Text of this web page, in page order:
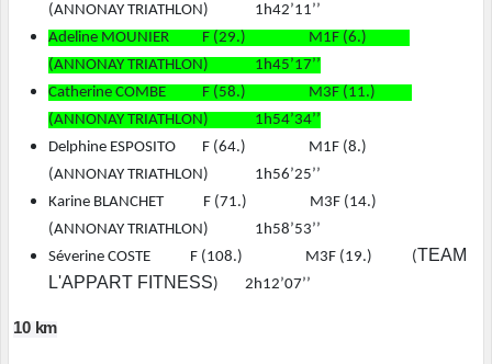
(ANNONAY TRIATHLON) 1h42’11’’
Adeline MOUNIER F (29.) M1F (6.)
(ANNONAY TRIATHLON) 1h45’17’’
Catherine COMBE F (58.) M3F (11.)
(ANNONAY TRIATHLON) 1h54’34’’
Delphine ESPOSITO F (64.) M1F (8.)
(ANNONAY TRIATHLON) 1h56’25’’
Karine BLANCHET F (71.) M3F (14.)
(ANNONAY TRIATHLON) 1h58’53’’
Séverine COSTE F (108.) M3F (19.) (TEAM
L'APPART FITNESS) 2h12’07’’
10 km